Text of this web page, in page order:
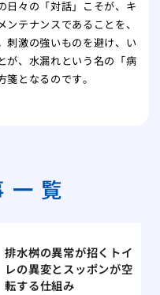
日々の「対話」こそが、キ
テナンスであることを、
刺激の強いものを避け、い
が、水漏れという名の「病
となるのです。
覧
排水桝の異常が招くトイ
レの異変とスッポンが空
転する仕組み